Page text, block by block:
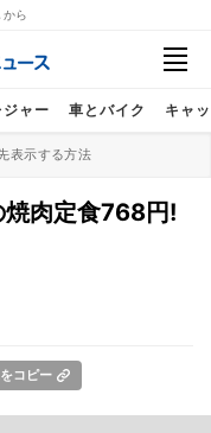
ら
ジャー 車とバイク キャ
表示する方法
焼肉定食768円!
コピー